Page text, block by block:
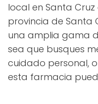
local en Santa
provincia de Santa
una amplia gama
sea que busques
cuidado personal,
esta farmacia